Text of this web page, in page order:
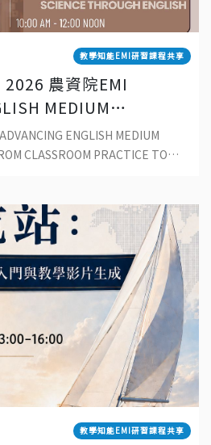
教學知能EMI研習課程共享
2026 農資院EMI
MEDIUM
FROM
TO
ENGLISH MEDIUM
CLASSROOM PRACTICE TO
教學知能EMI研習課程共享